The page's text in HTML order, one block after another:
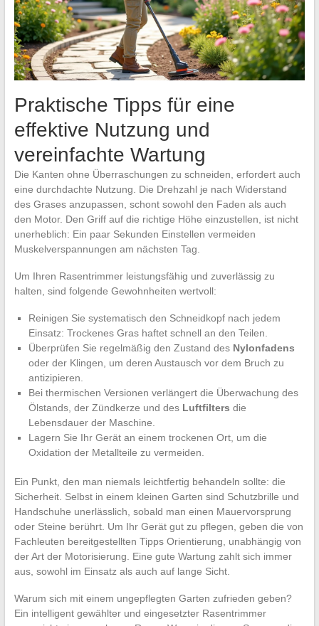
Praktische Tipps für eine
effektive Nutzung und
vereinfachte Wartung
Die Kanten ohne Überraschungen zu schneiden, erfordert auch
eine durchdachte Nutzung. Die Drehzahl je nach Widerstand
des Grases anzupassen, schont sowohl den Faden als auch
den Motor. Den Griff auf die richtige Höhe einzustellen, ist nicht
unerheblich: Ein paar Sekunden Einstellen vermeiden
Muskelverspannungen am nächsten Tag.
Um Ihren Rasentrimmer leistungsfähig und zuverlässig zu
halten, sind folgende Gewohnheiten wertvoll:
Reinigen Sie systematisch den Schneidkopf nach jedem
Einsatz: Trockenes Gras haftet schnell an den Teilen.
Überprüfen Sie regelmäßig den Zustand des Nylonfadens
oder der Klingen, um deren Austausch vor dem Bruch zu
antizipieren.
Bei thermischen Versionen verlängert die Überwachung des
Ölstands, der Zündkerze und des Luftfilters die
Lebensdauer der Maschine.
Lagern Sie Ihr Gerät an einem trockenen Ort, um die
Oxidation der Metallteile zu vermeiden.
Ein Punkt, den man niemals leichtfertig behandeln sollte: die
Sicherheit. Selbst in einem kleinen Garten sind Schutzbrille und
Handschuhe unerlässlich, sobald man einen Mauervorsprung
oder Steine berührt. Um Ihr Gerät gut zu pflegen, geben die von
Fachleuten bereitgestellten Tipps Orientierung, unabhängig von
der Art der Motorisierung. Eine gute Wartung zahlt sich immer
aus, sowohl im Einsatz als auch auf lange Sicht.
Warum sich mit einem ungepflegten Garten zufrieden geben?
Ein intelligent gewählter und eingesetzter Rasentrimmer